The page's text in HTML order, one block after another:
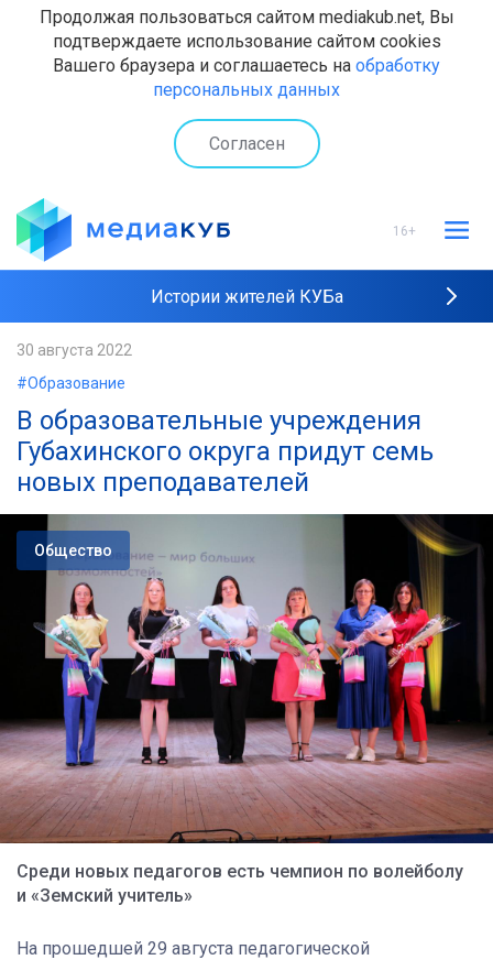
Продолжая пользоваться сайтом mediakub.net, Вы
подтверждаете использование сайтом cookies
Вашего браузера и соглашаетесь на обработку
персональных данных
Согласен
16+
Истории жителей КУБа
30 августа 2022
#Образование
В образовательные учреждения
Губахинского округа придут семь
новых преподавателей
Общество
Среди новых педагогов есть чемпион по волейболу
и «Земский учитель»
На прошедшей 29 августа педагогической